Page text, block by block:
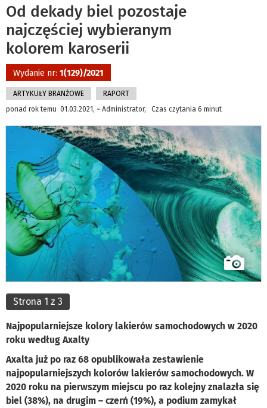
Od dekady biel pozostaje
najczęściej wybieranym
kolorem karoserii
Wydanie nr: 1(129)/2021
ARTYKUŁY BRANŻOWE
RAPORT
ponad rok temu 01.03.2021, ~ Administrator, Czas czytania 6 minut
Strona 1 z 3
Najpopularniejsze kolory lakierów samochodowych w 2020
roku według Axalty
Axalta już po raz 68 opublikowała zestawienie
najpopularniejszych kolorów lakierów samochodowych. W
2020 roku na pierwszym miejscu po raz kolejny znalazła się
biel (38%), na drugim – czerń (19%), a podium zamykał